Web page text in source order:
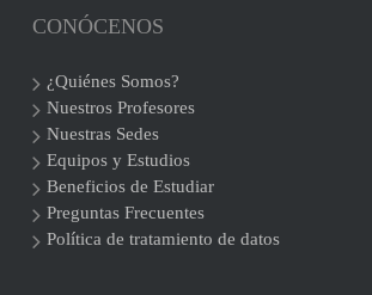
CONÓCENOS
¿Quiénes Somos?
Nuestros Profesores
Nuestras Sedes
Equipos y Estudios
Beneficios de Estudiar
Preguntas Frecuentes
Política de tratamiento de datos